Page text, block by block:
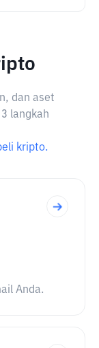
dan aset
langkah
kripto.
Anda.